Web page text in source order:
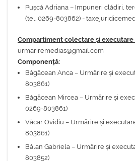
Pușcă Adriana – Impuneri clădiri,
(tel. 0269-803862) -
Compartiment colectare și executare
urmariremedias@gmail.com
Componență:
Băgăcean Anca – Urmărire și
803861)
Băgăcean Mircea – Urmărire și
0269-803861)
Văcar Ovidiu – Urmărire și
803861)
Bălan Gabriela – Urmărire și
803852)